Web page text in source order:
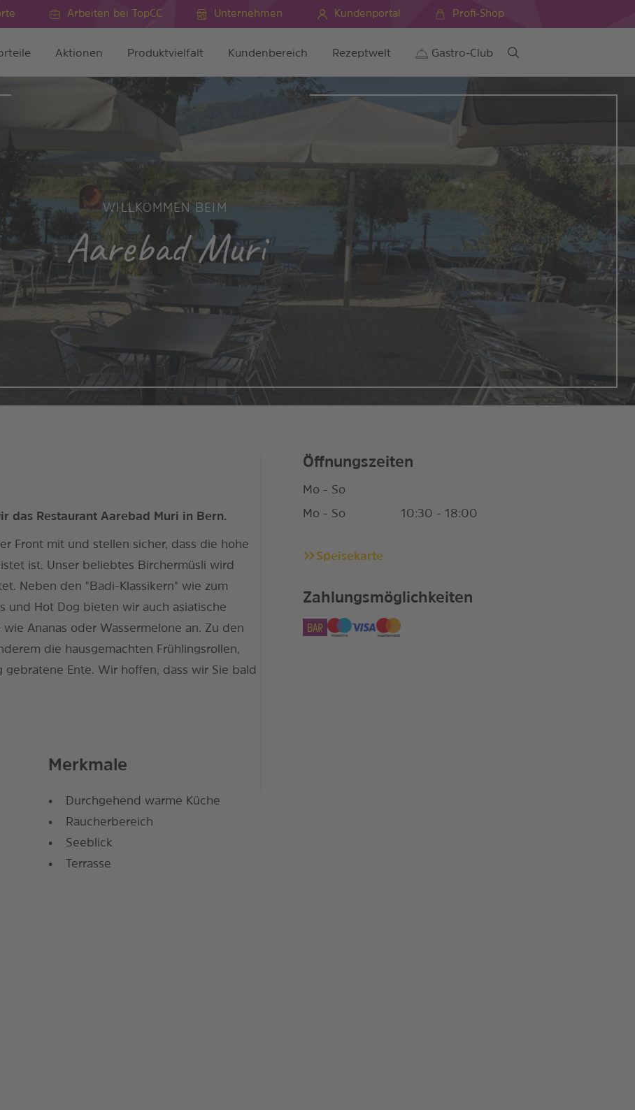
Arbeiten bei TopCC Unternehmen Kundenportal Profi-Shop
Aktionen Produktvielfalt Kundenbereich Rezeptwelt Gastro-Club
WILLKOMMEN BEIM
Aarebad Muri
das Restaurant Aarebad Muri in Bern.
Front mit und stellen sicher, dass die hohe
ist. Unser beliebtes Birchermüsli wird
Neben den "Badi-Klassikern" wie zum
und Hot Dog bieten wir auch asiatische
Ananas oder Wassermelone an. Zu den
die hausgemachten Frühlingsrollen,
Ente. Wir hoffen, dass wir Sie bald
Merkmale
Durchgehend warme Küche
Raucherbereich
Seeblick
Terrasse
Öffnungszeiten
Mo - So
Mo - So
10:30 - 18:00
Speisekarte
Zahlungsmöglichkeiten